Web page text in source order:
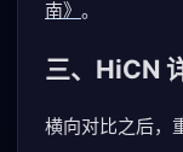
南》 。
三、HiCN
横向对比之后，